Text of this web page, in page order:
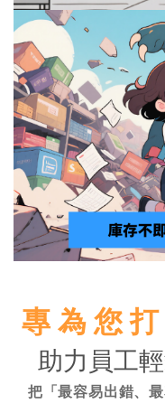
專為您
助力員工
把「最容易出錯、